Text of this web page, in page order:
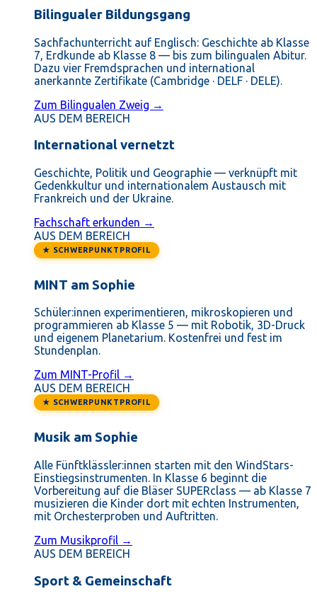
Bilingualer Bildungsgang
Sachfachunterricht auf Englisch: Geschichte ab Klasse
7, Erdkunde ab Klasse 8 — bis zum bilingualen Abitur.
Dazu vier Fremdsprachen und international
anerkannte Zertifikate (Cambridge · DELF · DELE).
Zum Bilingualen Zweig →
AUS DEM BEREICH
International vernetzt
Geschichte, Politik und Geographie — verknüpft mit
Gedenkkultur und internationalem Austausch mit
Frankreich und der Ukraine.
Fachschaft erkunden →
AUS DEM BEREICH
★ SCHWERPUNKTPROFIL
MINT am Sophie
Schüler:innen experimentieren, mikroskopieren und
programmieren ab Klasse 5 — mit Robotik, 3D-Druck
und eigenem Planetarium. Kostenfrei und fest im
Stundenplan.
Zum MINT-Profil →
AUS DEM BEREICH
★ SCHWERPUNKTPROFIL
Musik am Sophie
Alle Fünftklässler:innen starten mit den WindStars-
Einstiegsinstrumenten. In Klasse 6 beginnt die
Vorbereitung auf die Bläser SUPERclass — ab Klasse 7
musizieren die Kinder dort mit echten Instrumenten,
mit Orchesterproben und Auftritten.
Zum Musikprofil →
AUS DEM BEREICH
Sport & Gemeinschaft